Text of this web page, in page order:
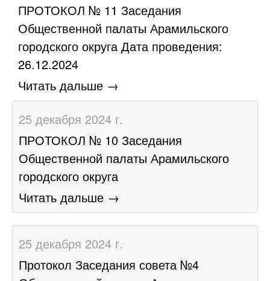
ПРОТОКОЛ № 11 Заседания
Общественной палаты Арамильского
городского округа Дата проведения:
26.12.2024
Читать дальше →
25 декабря 2024 г.
​ПРОТОКОЛ № 10 Заседания
Общественной палаты Арамильского
городского округа
Читать дальше →
25 декабря 2024 г.
​Протокол Заседания совета №4